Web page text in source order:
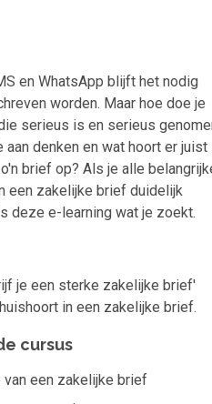
en WhatsApp blijft het nodig
worden. Maar hoe doe je
serieus is en serieus
denken en wat hoort er juist
brief op? Als je alle
een zakelijke brief duidelijk
deze e-learning wat je zoekt.
je een sterke zakelijke brief'
in een zakelijke brief.
cursus
van een zakelijke brief